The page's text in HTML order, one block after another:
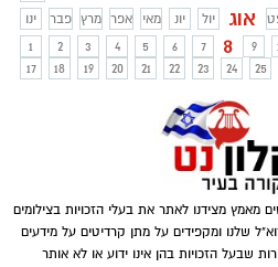
ינו
פבר מרץ אפר מאי יונ יול אוג
1
2 3 4 5 6 7 8 9
17
18 19 20 21 22 23 24 25
מאמץ מצידנו לאתר את בעלי הזכויות בצילומים
שלנו ומקפידים על מתן קרדיטים על מידעים
שבעל הזכויות בהן אינו ידוע או לא אותר